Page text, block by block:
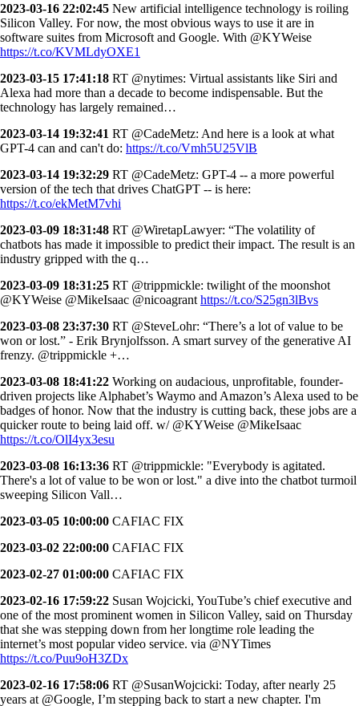
2023-03-16 22:02:45 New artificial intelligence technology is roiling
Silicon Valley. For now, the most obvious ways to use it are in
software suites from Microsoft and Google. With @KYWeise
https://t.co/KVMLdyOXE1
2023-03-15 17:41:18 RT @nytimes: Virtual assistants like Siri and
Alexa had more than a decade to become indispensable. But the
technology has largely remained…
2023-03-14 19:32:41 RT @CadeMetz: And here is a look at what
GPT-4 can and can't do: https://t.co/Vmh5U25VlB
2023-03-14 19:32:29 RT @CadeMetz: GPT-4 -- a more powerful
version of the tech that drives ChatGPT -- is here:
https://t.co/ekMetM7vhi
2023-03-09 18:31:48 RT @WiretapLawyer: “The volatility of
chatbots has made it impossible to predict their impact. The result is an
industry gripped with the q…
2023-03-09 18:31:25 RT @trippmickle: twilight of the moonshot
@KYWeise @MikeIsaac @nicoagrant https://t.co/S25gn3lBvs
2023-03-08 23:37:30 RT @SteveLohr: “There’s a lot of value to be
won or lost.” - Erik Brynjolfsson. A smart survey of the generative AI
frenzy. @trippmickle +…
2023-03-08 18:41:22 Working on audacious, unprofitable, founder-
driven projects like Alphabet’s Waymo and Amazon’s Alexa used to be
badges of honor. Now that the industry is cutting back, these jobs are a
quicker route to being laid off. w/ ⁦@KYWeise⁩ ⁦@MikeIsaac⁩
https://t.co/OlI4yx3esu
2023-03-08 16:13:36 RT @trippmickle: "Everybody is agitated.
There's a lot of value to be won or lost." a dive into the chatbot turmoil
sweeping Silicon Vall…
2023-03-05 10:00:00 CAFIAC FIX
2023-03-02 22:00:00 CAFIAC FIX
2023-02-27 01:00:00 CAFIAC FIX
2023-02-16 17:59:22 Susan Wojcicki, YouTube’s chief executive and
one of the most prominent women in Silicon Valley, said on Thursday
that she was stepping down from her longtime role leading the
internet’s most popular video service. via @NYTimes
https://t.co/Puu9oH3ZDx
2023-02-16 17:58:06 RT @SusanWojcicki: Today, after nearly 25
years at @Google, I’m stepping back to start a new chapter. I'm